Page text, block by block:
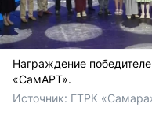
Награждение
«СамАРТ».
Источник: ГТРК